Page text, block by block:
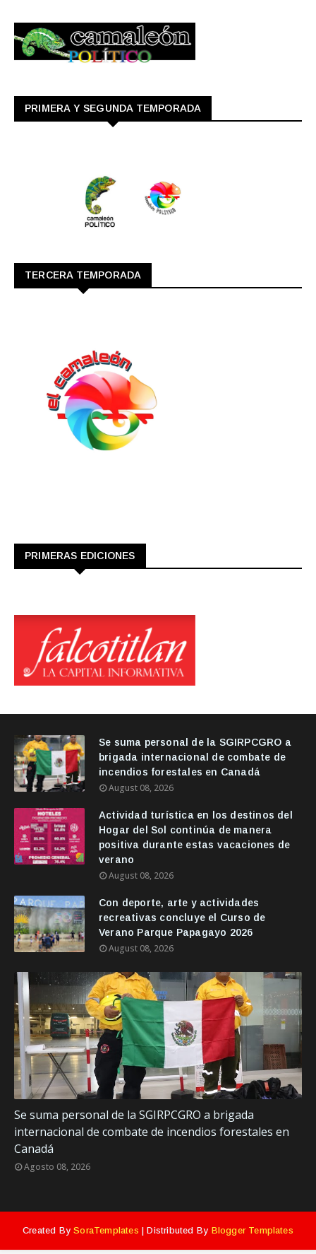
PRIMERA Y SEGUNDA TEMPORADA
TERCERA TEMPORADA
PRIMERAS EDICIONES
Se suma personal de la SGIRPCGRO a
brigada internacional de combate de
incendios forestales en Canadá
August 08, 2026
Actividad turística en los destinos del
Hogar del Sol continúa de manera
positiva durante estas vacaciones de
verano
August 08, 2026
Con deporte, arte y actividades
recreativas concluye el Curso de
Verano Parque Papagayo 2026
August 08, 2026
Se suma personal de la SGIRPCGRO a brigada
internacional de combate de incendios forestales en
Canadá
Agosto 08, 2026
Created BySoraTemplates | Distributed By Blogger Templates